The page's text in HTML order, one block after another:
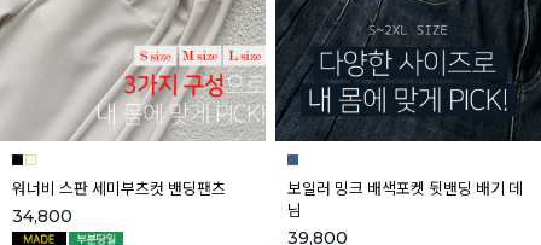
워너비 스판 세미부츠컷 밴딩팬츠
34,800
보일러 밍크 배색포켓 뒷밴딩 배기 데
님
39,800